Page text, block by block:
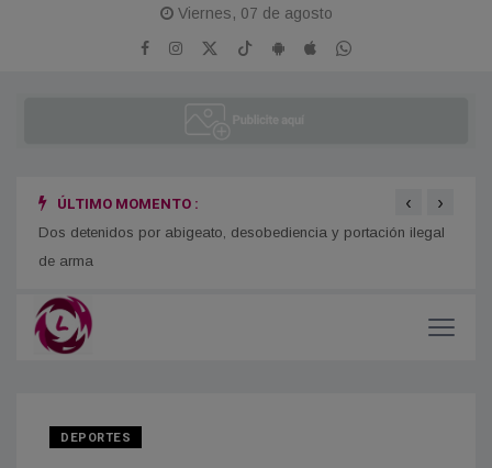
Viernes, 07 de agosto
ÚLTIMO MOMENTO :
Dos detenidos por abigeato, desobediencia y portación ilegal
de arma
‹ ›
DEPORTES